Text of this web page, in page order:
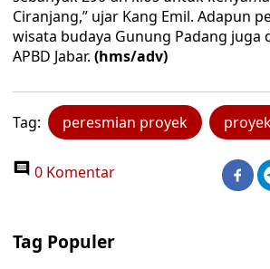
Ciranjang,” ujar Kang Emil. Adapun
wisata budaya Gunung Padang juga
APBD Jabar. (hms/adv)
Tag: peresmian proyek
0 Komentar
Tag Populer